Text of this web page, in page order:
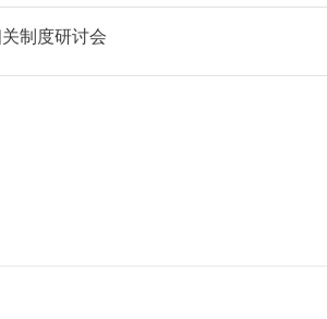
制度研讨会